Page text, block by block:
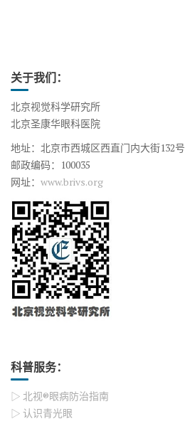
关于我们：
北京视觉科学研究所
北京圣康华眼科医院
地址：北京市西城区西直门内大街132号
邮政编码：100035
网址： www.brivs.org
科普服务：
▷ 北视®眼病防治指南
▷ 认识青光眼